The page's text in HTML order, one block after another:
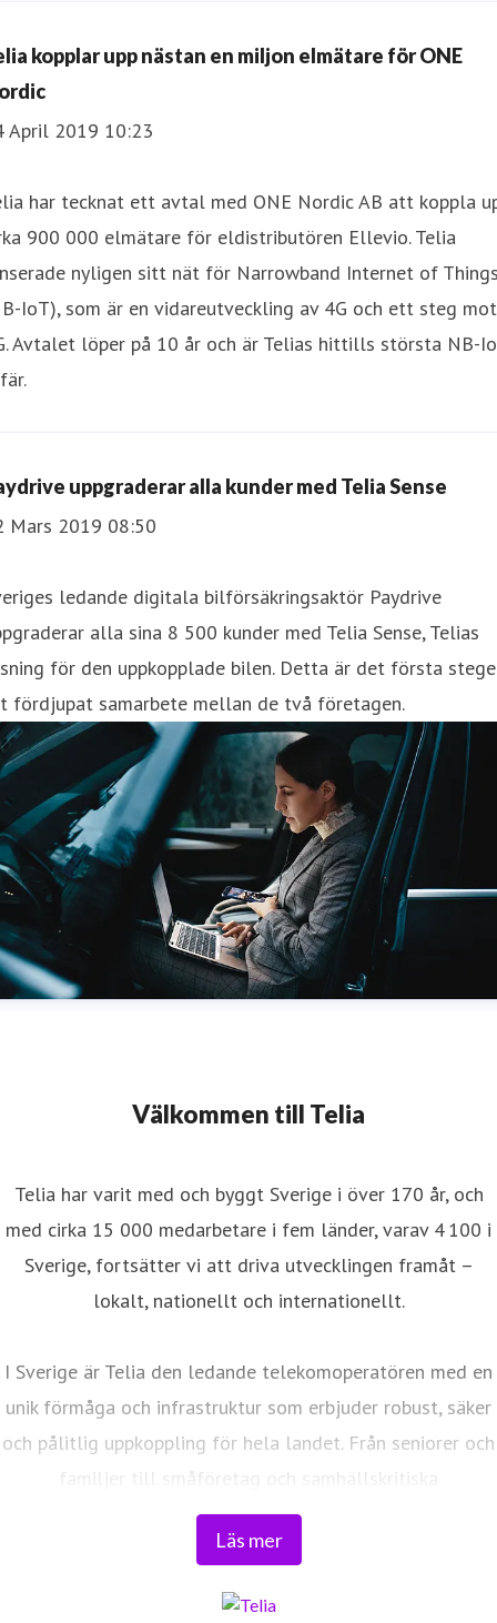
kopplar upp nästan en miljon elmätare för ONE
April 2019 10:23
har tecknat ett avtal med ONE Nordic AB att koppla
900 000 elmätare för eldistributören Ellevio. Telia
nyligen sitt nät för Narrowband Internet of
IoT), som är en vidareutveckling av 4G och ett steg mot
Avtalet löper på 10 år och är Telias hittills största NB-
uppgraderar alla kunder med Telia Sense
Mars 2019 08:50
ledande digitala bilförsäkringsaktör Paydrive
alla sina 8 500 kunder med Telia Sense, Telias
för den uppkopplade bilen. Detta är det första
fördjupat samarbete mellan de två företagen.
Välkommen till Telia
Läs mer
Telia har varit med och byggt Sverige i över 170 år, och
med cirka 15 000 medarbetare i fem länder, varav 4 100 i
Sverige, fortsätter vi att driva utvecklingen framåt –
lokalt, nationellt och internationellt.
I Sverige är Telia den ledande telekomoperatören med en
unik förmåga och infrastruktur som erbjuder robust, säker
och pålitlig uppkoppling för hela landet. Från seniorer och
familjer till småföretag och samhällskritiska
verksamheter. Vi möjliggör digitaliseringens kraft i
vardagen och är en del av Sveriges totalförsvar. Med